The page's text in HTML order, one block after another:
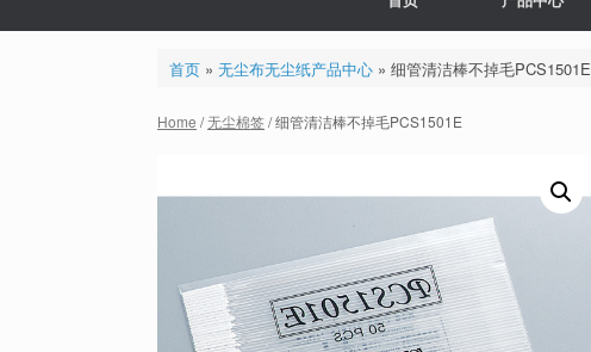
首页» 无尘布无尘纸产品中心» 细管清洁棒不掉毛PCS1501E
Home /无尘棉签/ 细管清洁棒不掉毛PCS1501E